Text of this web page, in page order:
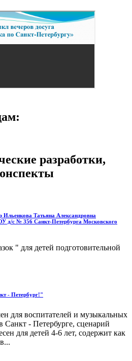
разработки,
Ильенкова Татьяна Александровна
д/с № 356 Санкт-Петербурга Московского
" для детей подготовительной
- Петербург!"
для воспитателей и музыкальных
- Петербурге, сценарий
для детей 4-6 лет, содержит как